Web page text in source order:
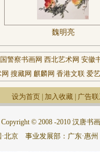
魏明亮
警察书画网 西北艺术网 安徽
搜藏网 麒麟网 香港文联 爱
设为首页 加入收藏 广告
Copyright © 2008 -2010 汉唐书
·北京 事业发展部：广东·惠